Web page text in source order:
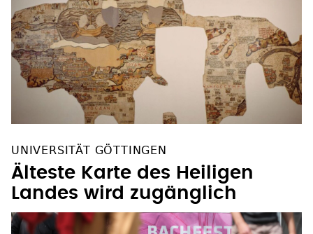
UNIVERSITÄT GÖTTINGEN
Älteste Karte des Heiligen
Landes wird zugänglich